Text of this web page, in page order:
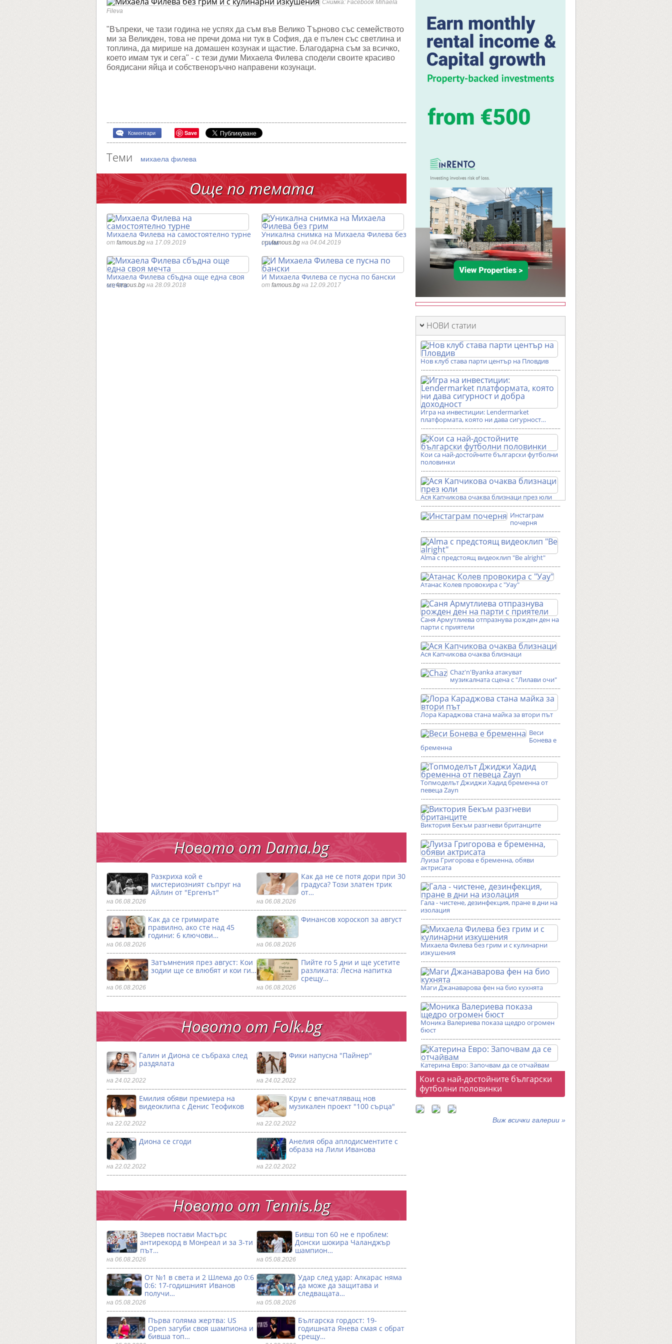
и
Снимка: Facebook Mihaela
Fileva
"Въпреки, че тази година не успях да съм във Велико Търново със семейството
ми за Великден, това не пречи дома ни тук в София, да е пълен със светлина и
топлина, да мирише на домашен козунак и щастие. Благодарна съм за всичко,
което имам тук и сега" - с тези думи Михаела Филева сподели своите красиво
боядисани яйца и собственоръчно направени козунаци.
Коментари Save
Теми михаела филева
Още по темата
Михаела Филева на самостоятелно турне
от famous.bg на 17.09.2019
Уникална снимка на Михаела Филева без
грим
отfamous.bg на 04.04.2019
Михаела Филева сбъдна още една своя
мечта
отfamous.bg на 28.09.2018
И Михаела Филева се пусна по бански
от famous.bg на 12.09.2017
Новото от Dama.bg
Разкриха кой е
мистериозният съпруг на
Айлин от "Ергенът"
на 06.08.2026
Как да не се потя дори при 30
градуса? Този златен трик
от…
на 06.08.2026
Как да се гримирате
правилно, ако сте над 45
години: 6 ключови…
на 06.08.2026
Финансов хороскоп за август
на 06.08.2026
Затъмнения през август: Кои
зодии ще се влюбят и кои ги…
на 06.08.2026
Пийте го 5 дни и ще усетите
разликата: Лесна напитка
срещу…
на 06.08.2026
Новото от Folk.bg
Галин и Диона се събраха след
раздялата
на 24.02.2022
Фики напусна "Пайнер"
на 24.02.2022
Емилия обяви премиера на
видеоклипа с Денис Теофиков
на 22.02.2022
Крум с впечатляващ нов
музикален проект "100 сърца"
на 22.02.2022
Диона се сгоди
на 22.02.2022
Анелия обра аплодисментите с
образа на Лили Иванова
на 22.02.2022
Новото от Тennis.bg
Зверев постави Мастърс
антирекорд в Монреал и за 3-ти
път…
на 06.08.2026
Бивш топ 60 не е проблем:
Донски шокира Чаланджър
шампион…
на 05.08.2026
От №1 в света и 2 Шлема до 0:6
0:6: 17-годишният Иванов
получи…
на 05.08.2026
Удар след удар: Алкарас няма
да може да защитава и
следващата…
на 05.08.2026
Първа гoляма жертва: US
Open загуби своя шампиона и
бивша топ…
Българска гордост: 19-
годишната Янева смая с обрат
срещу…
НОВИ статии
Нов клуб става парти център на Пловдив
Игра на инвестиции: Lendermarket
платформата, която ни дава сигурност…
Кои са най-достойните български футболни
половинки
Ася Капчикова очаква близнаци през юли
Инстаграм
почерня
Alma с предстоящ видеоклип "Be alright"
Атанас Колев провокира с "Уау"
Саня Армутлиева отпразнува рожден ден на
парти с приятели
Ася Капчикова очаква близнаци
Chaz'n'Byanka атакуват
музикалната сцена с "Лилави очи"
Лора Караджова стана майка за втори път
Веси
Бонева е
бременна
Топмоделът Джиджи Хадид бременна от
певеца Zayn
Виктория Бекъм разгневи британците
Луиза Григорова е бременна, обяви
актрисата
Гала - чистене, дезинфекция, пране в дни на
изолация
Михаела Филева без грим и с кулинарни
изкушения
Маги Джанаварова фен на био кухнята
Моника Валериева показа щедро огромен
бюст
Катерина Евро: Започвам да се отчайвам
Фотогалерии
Кои са най-достойните български
футболни половинки
Виж всички галерии »